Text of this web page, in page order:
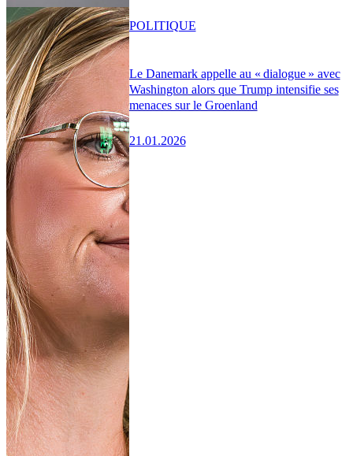
Le Danemark appelle au « dialogue » avec
Washington alors que Trump intensifie ses
menaces sur le Groenland
21.01.2026
POLITIQUE